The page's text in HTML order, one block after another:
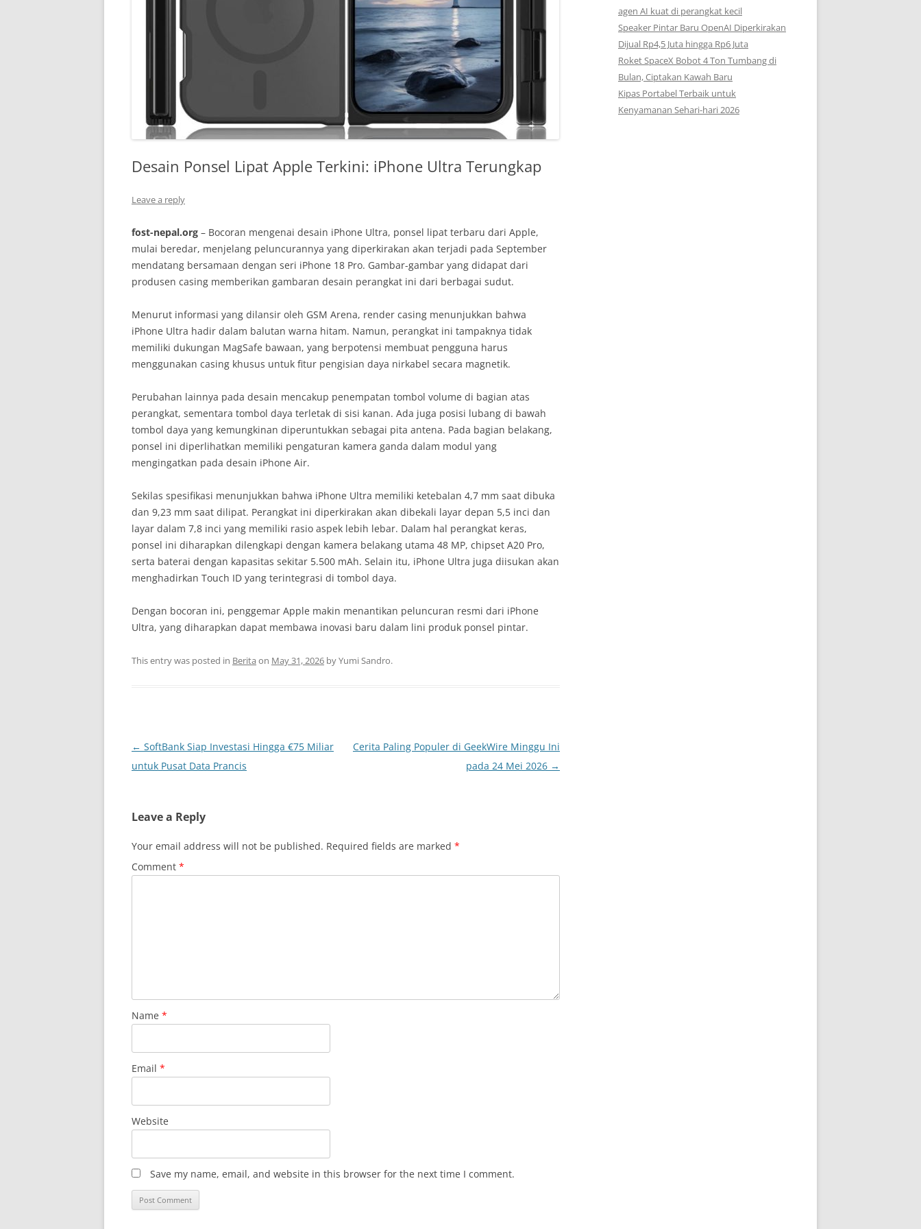
Desain Ponsel Lipat Apple Terkini: iPhone Ultra Terungkap
Leave a reply
fost-nepal.org – Bocoran mengenai desain iPhone Ultra, ponsel lipat terbaru dari Apple,
mulai beredar, menjelang peluncurannya yang diperkirakan akan terjadi pada September
mendatang bersamaan dengan seri iPhone 18 Pro. Gambar-gambar yang didapat dari
produsen casing memberikan gambaran desain perangkat ini dari berbagai sudut.
Menurut informasi yang dilansir oleh GSM Arena, render casing menunjukkan bahwa
iPhone Ultra hadir dalam balutan warna hitam. Namun, perangkat ini tampaknya tidak
memiliki dukungan MagSafe bawaan, yang berpotensi membuat pengguna harus
menggunakan casing khusus untuk fitur pengisian daya nirkabel secara magnetik.
Perubahan lainnya pada desain mencakup penempatan tombol volume di bagian atas
perangkat, sementara tombol daya terletak di sisi kanan. Ada juga posisi lubang di bawah
tombol daya yang kemungkinan diperuntukkan sebagai pita antena. Pada bagian belakang,
ponsel ini diperlihatkan memiliki pengaturan kamera ganda dalam modul yang
mengingatkan pada desain iPhone Air.
Sekilas spesifikasi menunjukkan bahwa iPhone Ultra memiliki ketebalan 4,7 mm saat dibuka
dan 9,23 mm saat dilipat. Perangkat ini diperkirakan akan dibekali layar depan 5,5 inci dan
layar dalam 7,8 inci yang memiliki rasio aspek lebih lebar. Dalam hal perangkat keras,
ponsel ini diharapkan dilengkapi dengan kamera belakang utama 48 MP, chipset A20 Pro,
serta baterai dengan kapasitas sekitar 5.500 mAh. Selain itu, iPhone Ultra juga diisukan akan
menghadirkan Touch ID yang terintegrasi di tombol daya.
Dengan bocoran ini, penggemar Apple makin menantikan peluncuran resmi dari iPhone
Ultra, yang diharapkan dapat membawa inovasi baru dalam lini produk ponsel pintar.
This entry was posted in Berita on May 31, 2026 byYumi Sandro.
Post
navigation
← SoftBank Siap Investasi Hingga €75 Miliar
untuk Pusat Data Prancis
Cerita Paling Populer di GeekWire Minggu Ini
pada 24 Mei 2026 →
Leave a Reply
Your email address will not be published. Required fields are marked *
Comment *
Name *
Email *
Website
Save my name, email, and website in this browser for the next time I comment.
agen AI kuat di perangkat kecil
Speaker Pintar Baru OpenAI Diperkirakan
Dijual Rp4,5 Juta hingga Rp6 Juta
Roket SpaceX Bobot 4 Ton Tumbang di
Bulan, Ciptakan Kawah Baru
Kipas Portabel Terbaik untuk
Kenyamanan Sehari-hari 2026